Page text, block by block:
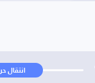
انتقال حر